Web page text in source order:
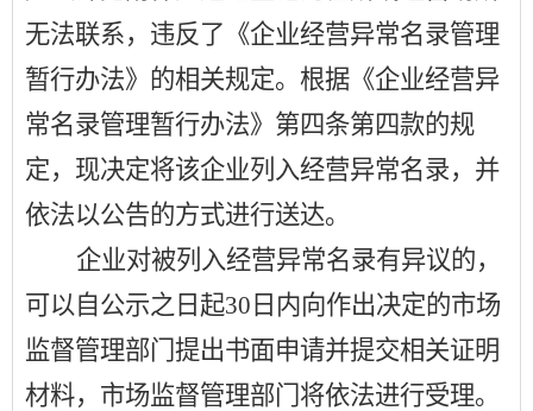
无法联系，违反了《企业经营异常名录管理
暂行办法》的相关规定。根据《企业经营异
常名录管理暂行办法》第四条第四款的规
定，现决定将该企业列入经营异常名录，并
依法以公告的方式进行送达。
企业对被列入经营异常名录有异议的，
可以自公示之日起30 日内向作出决定的市场
监督管理部门提出书面申请并提交相关证明
材料，市场监督管理部门将依法进行受理。